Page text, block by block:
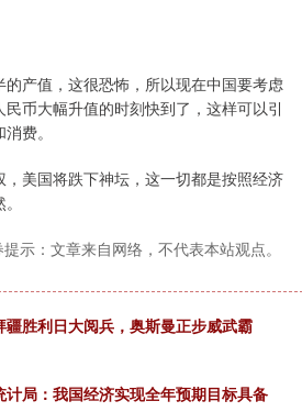
产值，这很恐怖，所以现在中国要考虑
币大幅升值的时刻快到了，这样可以引
费。
，美国将跌下神坛，这一切都是按照经济
示：文章来自网络，不代表本站观点。
疆胜利日大阅兵，奥斯曼正步威武霸
计局：我国经济实现全年预期目标具备